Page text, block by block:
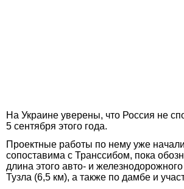
На Украине уверены, что Россия не
5 сентября этого года.
Проектные работы по нему уже
сопоставима с Транссибом, пока
длина этого авто- и
Тузла (6,5 км), а также по дамбе и